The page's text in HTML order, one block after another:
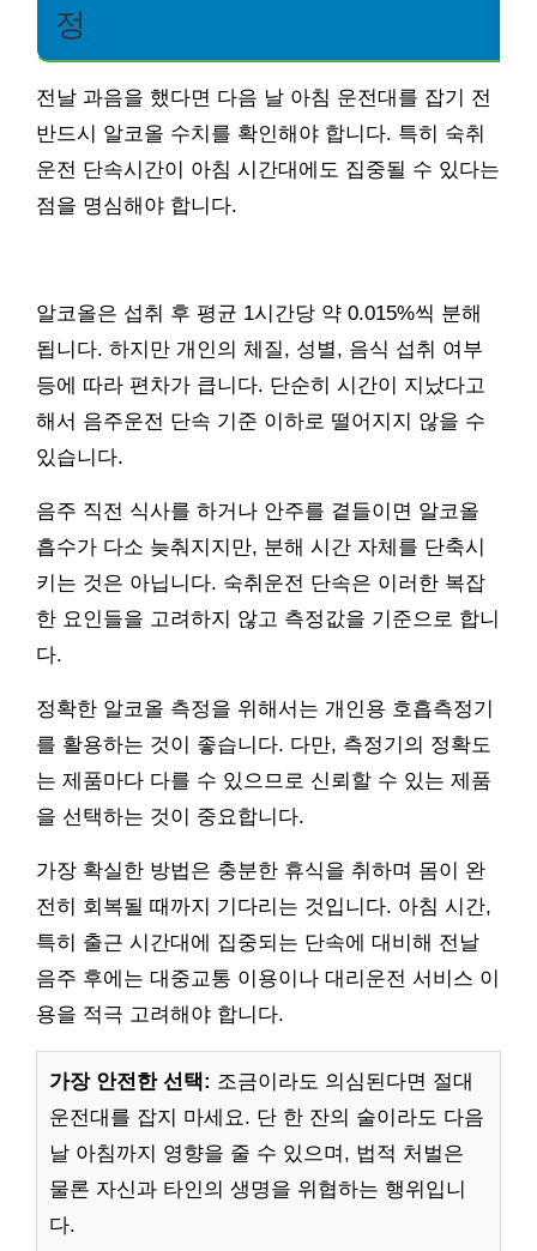
정
전날 과음을 했다면 다음 날 아침 운전대를 잡기 전
반드시 알코올 수치를 확인해야 합니다. 특히 숙취
운전 단속시간이 아침 시간대에도 집중될 수 있다는
점을 명심해야 합니다.
알코올은 섭취 후 평균 1시간당 약 0.015%씩 분해
됩니다. 하지만 개인의 체질, 성별, 음식 섭취 여부
등에 따라 편차가 큽니다. 단순히 시간이 지났다고
해서 음주운전 단속 기준 이하로 떨어지지 않을 수
있습니다.
음주 직전 식사를 하거나 안주를 곁들이면 알코올
흡수가 다소 늦춰지지만, 분해 시간 자체를 단축시
키는 것은 아닙니다. 숙취운전 단속은 이러한 복잡
한 요인들을 고려하지 않고 측정값을 기준으로 합니
다.
정확한 알코올 측정을 위해서는 개인용 호흡측정기
를 활용하는 것이 좋습니다. 다만, 측정기의 정확도
는 제품마다 다를 수 있으므로 신뢰할 수 있는 제품
을 선택하는 것이 중요합니다.
가장 확실한 방법은 충분한 휴식을 취하며 몸이 완
전히 회복될 때까지 기다리는 것입니다. 아침 시간,
특히 출근 시간대에 집중되는 단속에 대비해 전날
음주 후에는 대중교통 이용이나 대리운전 서비스 이
용을 적극 고려해야 합니다.
가장 안전한 선택: 조금이라도 의심된다면 절대
운전대를 잡지 마세요. 단 한 잔의 술이라도 다음
날 아침까지 영향을 줄 수 있으며, 법적 처벌은
물론 자신과 타인의 생명을 위협하는 행위입니
다.